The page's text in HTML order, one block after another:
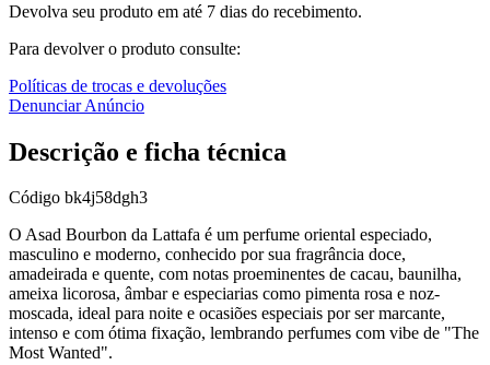
Devolva seu produto em até 7 dias do recebimento.
Para devolver o produto consulte:
Políticas de trocas e devoluções
Denunciar Anúncio
Descrição e ficha técnica
Código bk4j58dgh3
O Asad Bourbon da Lattafa é um perfume oriental especiado,
masculino e moderno, conhecido por sua fragrância doce,
amadeirada e quente, com notas proeminentes de cacau, baunilha,
ameixa licorosa, âmbar e especiarias como pimenta rosa e noz-
moscada, ideal para noite e ocasiões especiais por ser marcante,
intenso e com ótima fixação, lembrando perfumes com vibe de "The
Most Wanted".